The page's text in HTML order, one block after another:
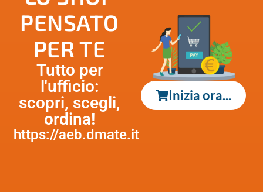
PENSATO
PER TE
Tutto per
l'ufficio:
scopri, scegli,
ordina!
https://aeb.dmate.it
Inizia ora...